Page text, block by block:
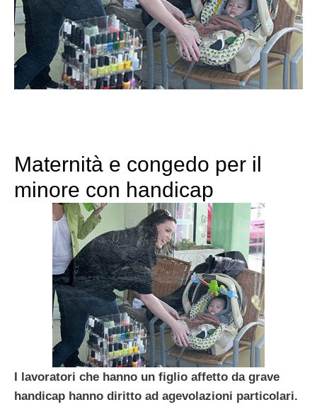
Maternità e congedo per il
minore con handicap
I lavoratori che hanno un figlio affetto da grave
handicap hanno diritto ad agevolazioni particolari.